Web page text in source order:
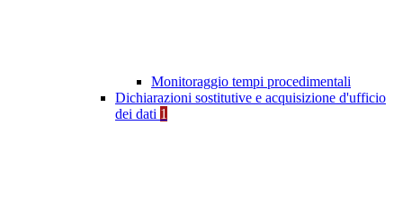
Monitoraggio tempi procedimentali
Dichiarazioni sostitutive e acquisizione d'ufficio
dei dati 1